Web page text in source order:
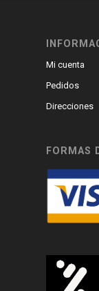
Mi cuenta
Pedidos
Direcciones
FORMAS